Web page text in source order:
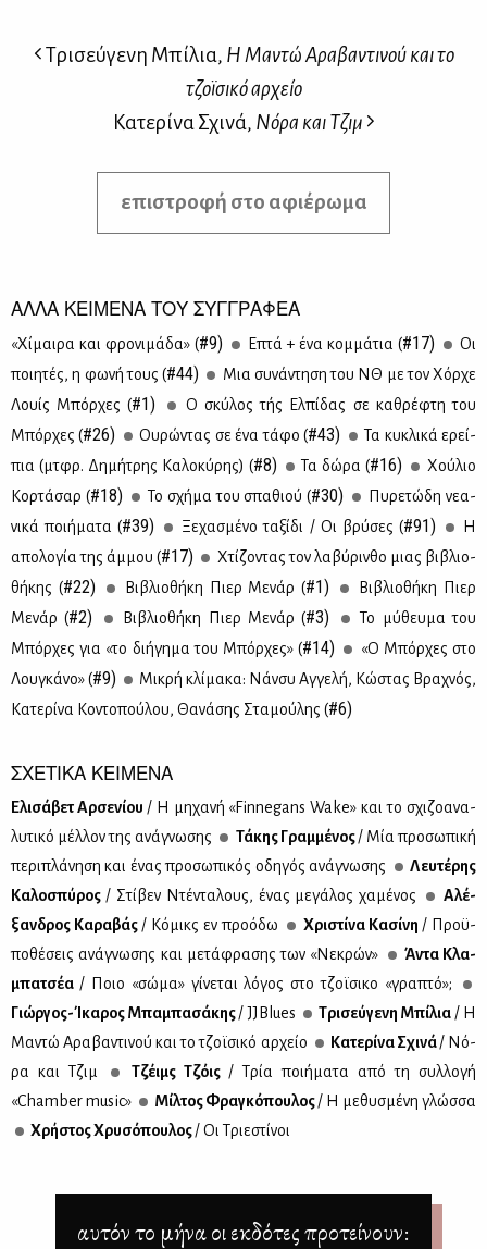
Τρισεύγενη Μπίλια, Η Μαντώ Αραβαντινού και το
τζοϊσικό αρχείο
Κατερίνα Σχινά, Nόρα και Τζιμ
επιστροφή στο αφιέρωμα
ΑΛΛΑ ΚΕΙΜΕΝΑ ΤΟΥ ΣΥΓΓΡΑΦΕΑ
«Χί­μαι­ρα και φρο­νι­μά­δα» (#9) Επτά + ένα κομ­μά­τια (#17)
Oι
ποι­η­τές, η φω­νή τους (#44)
Μια συ­νά­ντη­ση του ΝΘ με τον Χόρ­χε
Λουίς Μπόρ­χες (#1)
Ο σκύ­λος τής Ελ­πί­δας σε κα­θρέ­φτη του
Μπόρ­χες (#26) Ου­ρώ­ντας σε ένα τά­φο (#43)
Τα κυ­κλι­κά ερεί­
πια (μτ­φρ. Δη­μή­τρης Κα­λο­κύ­ρης) (#8) Τα δώ­ρα (#16)
Xoύ­λιο
Κορ­τά­σαρ (#18) Το σχή­μα του σπα­θιού (#30)
Πυ­ρε­τώ­δη νε­α­
νι­κά ποι­ή­μα­τα (#39) Ξε­χα­σμέ­νο τα­ξί­δι / Οι βρύ­σες (#91)
Η
απο­λο­γία της άμ­μου (#17)
Χτί­ζο­ντας τον λα­βύ­ριν­θο μιας βι­βλιο­
θή­κης (#22) Βι­βλιο­θή­κη Πιερ Με­νάρ (#1)
Βι­βλιο­θή­κη Πιερ
Με­νάρ (#2) Βι­βλιο­θή­κη Πιερ Με­νάρ (#3)
Το μύ­θευ­μα του
Μπόρ­χες για «το δι­ή­γη­μα του Μπόρ­χες» (#14)
«Ο Μπόρ­χες στο
Λου­γκά­νο» (#9)
Μι­κρή κλί­μα­κα: Νάν­συ Αγ­γε­λή, Κώ­στας Βρα­χνός,
Κα­τε­ρί­να Κο­ντο­πού­λου, Θα­νά­σης Στα­μού­λης (#6)
ΣΧΕΤΙΚΑ ΚΕΙΜΕΝΑ
Ελι­σά­βετ Αρ­σε­νί­ου / Η μη­χα­νή «Finnegans Wake» και το σχι­ζο­α­να­
λυ­τι­κό μέλ­λον της ανά­γνω­σης
Τά­κης Γραμ­μέ­νος/ Μία προ­σω­πι­κή
πε­ρι­πλά­νη­ση και ένας προ­σω­πι­κός οδη­γός ανά­γνω­σης
Λευ­τέ­ρης
Κα­λο­σπύ­ρος / Στί­βεν Ντέ­ντα­λους, ένας με­γά­λος χα­μέ­νος
Αλέ­
ξαν­δρος Κα­ρα­βάς / Kό­μικς εν προ­ό­δω Χρι­στί­να Κα­σί­νη / Προ­ϋ­
πο­θέ­σεις ανά­γνω­σης και με­τά­φρα­σης των «Νε­κρών»
Άντα Κλα­
μπα­τσέα / Ποιο «σώ­μα» γί­νε­ται λό­γος στο τζοϊ­σι­κο «γρα­πτό»;
Γιώρ­γος-Ίκα­ρος Μπα­μπα­σά­κης/ JJBlues Τρι­σεύ­γε­νη Μπί­λια / Η
Μα­ντώ Αρα­βα­ντι­νού και το τζοϊ­σι­κό αρ­χείο
Κα­τε­ρί­να Σχι­νά/ Nό­
ρα και Τζιμ
Τζέιμς Τζόις / Τρία ποι­ή­μα­τα από τη συλ­λο­γή
«Chamber music»
Μίλ­τος Φρα­γκό­που­λος/ Η με­θυ­σμέ­νη γλώσ­σα
Χρή­στος Χρυ­σό­που­λος/ Οι Τριε­στί­νοι
αυτόν το μήνα οι εκδότες προτείνουν: